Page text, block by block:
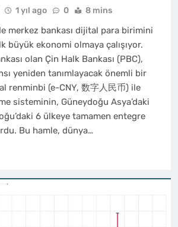
1 yıl ago 0 8 mins
merkez bankası dijital para birimini
büyük ekonomi olmaya çalışıyor.
olan Çin Halk Bankası (PBC),
yeniden tanımlayacak önemli bir
renminbi (e-CNY, 数字人民币) ile
sisteminin, Güneydoğu Asya’daki
6 ülkeye tamamen entegre
Bu hamle, dünya…